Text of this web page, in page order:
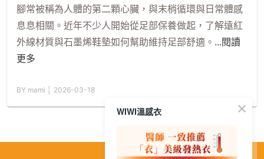
腳常被稱為人體的第二顆心臟，與末梢循環與日常體感
息息相關。近年不少人開始從足部保養做起，了解遠紅
外線材質與石墨烯鞋墊如何幫助維持足部舒適。 ...閱讀
更多
BY mami │ 2026-03-18
WIWI溫感衣